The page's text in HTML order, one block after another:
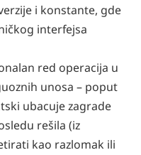
i konstante, gde
interfejsa
red operacija u
unosa – poput
ubacuje zagrade
rešila (iz
kao razlomak ili